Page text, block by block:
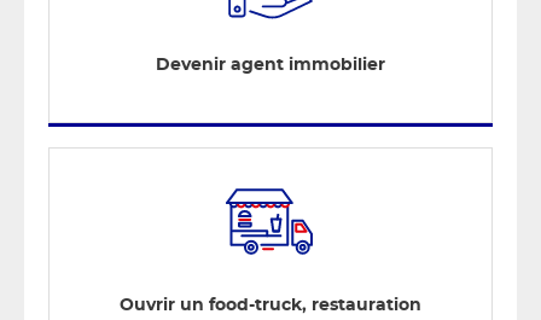
Devenir agent immobilier
Ouvrir un food-truck, restauration